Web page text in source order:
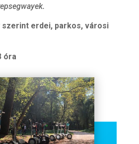
szerint erdei, parkos, városi
óra